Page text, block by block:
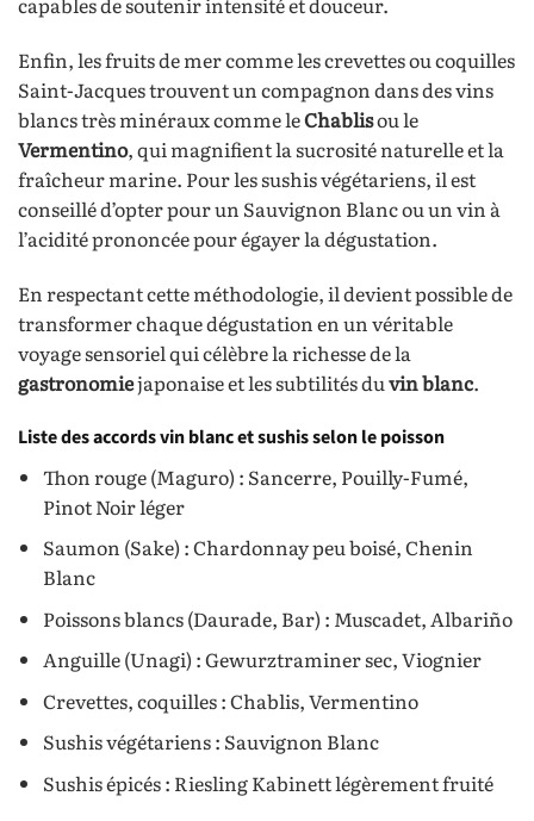
Enfin, les fruits de mer comme les crevettes ou coquilles
Saint-Jacques trouvent un compagnon dans des vins
blancs très minéraux comme leChablisou le
Vermentino, qui magnifient la sucrosité naturelle et la
fraîcheur marine. Pour les sushis végétariens, il est
conseillé d’opter pour un Sauvignon Blanc ou un vin à
l’acidité prononcée pour égayer la dégustation.
En respectant cette méthodologie, il devient possible de
transformer chaque dégustation en un véritable
voyage sensoriel qui célèbre la richesse de la
gastronomiejaponaise et les subtilités duvin blanc.
Liste des accords vin blanc et sushis selon le poisson
Thon rouge (Maguro) : Sancerre, Pouilly-Fumé,
Pinot Noir léger
Saumon (Sake) : Chardonnay peu boisé, Chenin
Blanc
Poissons blancs (Daurade, Bar) : Muscadet, Albariño
Anguille (Unagi) : Gewurztraminer sec, Viognier
Crevettes, coquilles : Chablis, Vermentino
Sushis végétariens : Sauvignon Blanc
Sushis épicés : Riesling Kabinett légèrement fruité